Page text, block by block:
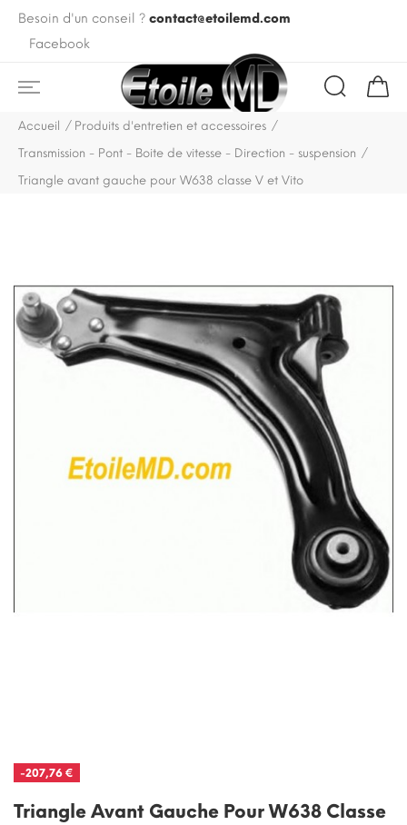
Besoin d'un conseil ? contact@etoilemd.com
Facebook
Accueil
Produits d'entretien et accessoires
Transmission - Pont - Boite de vitesse - Direction - suspension
Triangle avant gauche pour W638 classe V et Vito
-207,76 €
Triangle Avant Gauche Pour W638 Classe